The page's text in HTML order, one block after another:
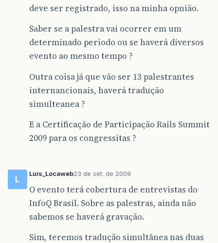
deve ser registrado, isso na minha opnião.
Saber se a palestra vai ocorrer em um
determinado periodo ou se haverá diversos
evento ao mesmo tempo ?
Outra coisa já que vão ser 13 palestrantes
internancionais, haverá tradução
simulteanea ?
E a Certificação de Participação Rails Summit
2009 para os congressitas ?
L
Luis_Locaweb23 de set. de 2009
O evento terá cobertura de entrevistas do
InfoQ Brasil. Sobre as palestras, ainda não
sabemos se haverá gravação.
Sim, teremos tradução simultânea nas duas